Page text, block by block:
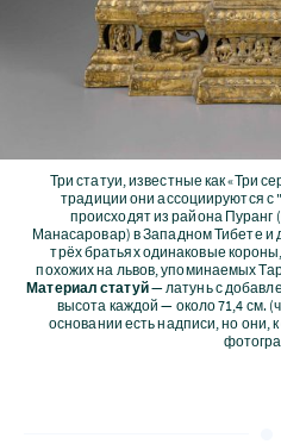
Три статуи, известные как «Три
традиции они ассоциируются
происходят из района
Манасаровар) в Западном Тибете и
трёх братьях одинаковые
Материал статуй — латунь с
высота каждой — около 71,4 см.
основании есть надписи, но